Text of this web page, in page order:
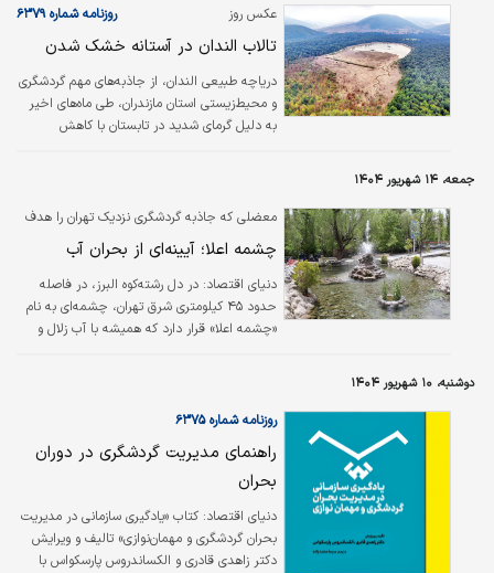
شهرهای کشور از چندین روز قبل برای دیدن این
پدیده زیبا برنامه‌ریزی کردند که در نوع خودش
جالب بود. همچنین برخی رستوران‌ها و کافه‌ها و
مراکز تفریحی روباز نیز در ساعات امکان رویت «ماه
خونین» که طبق اعلامیه ناسا برای تهران از ساعت
۱۸:۵۸ آغاز شده و در ساعت…
عکس روز روزنامه شماره ۶۳۷۹
تالاب الندان در آستانه خشک شدن
دریاچه طبیعی الندان، از جاذبه‌‌‌های مهم گردشگری
و محیط‌‌‌زیستی استان مازندران، طی ماه‌‌‌های اخیر
به دلیل گرمای شدید در تابستان با کاهش
جمعه، ۱۴ شهریور ۱۴۰۴
معضلی که جاذبه گردشگری نزدیک تهران را هدف
گرفته است؛
چشمه اعلا؛ آیینه‌ای از بحران آب
دنیای اقتصاد: در دل رشته‌کوه البرز، در فاصله
حدود ۴۵ کیلومتری شرق تهران، چشمه‌ای به نام
«چشمه اعلا» قرار دارد که همیشه با آب زلال و
دوشنبه، ۱۰ شهریور ۱۴۰۴
روزنامه شماره ۶۳۷۵
راهنمای مدیریت گردشگری در دوران
بحران
دنیای اقتصاد: کتاب «یادگیری سازمانی در مدیریت
بحران گردشگری و مهمان‌نوازی» تالیف و ویرایش
دکتر زاهدی قادری و الکساندروس پارسکواس با